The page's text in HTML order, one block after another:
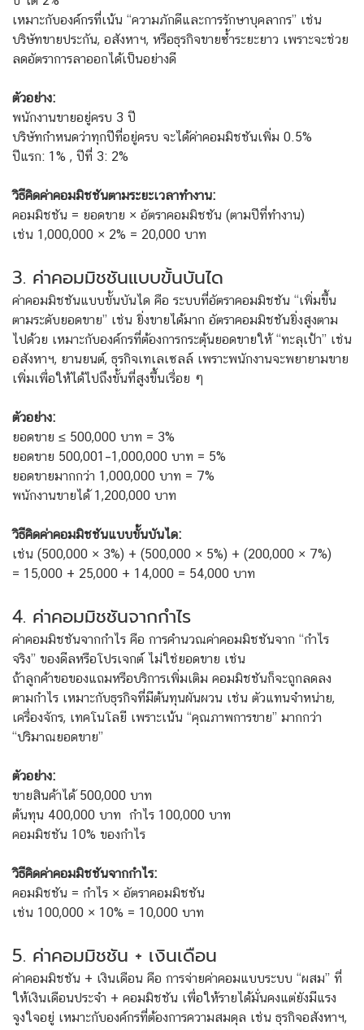
เหมาะกับองค์กรที่เน้น “ความภักดีและการรักษาบุคลากร” เช่น
บริษัทขายประกัน, อสังหาฯ, หรือธุรกิจขายซ้ำระยะยาว เพราะจะช่วย
ลดอัตราการลาออกได้เป็นอย่างดี
ตัวอย่าง:
พนักงานขายอยู่ครบ 3 ปี
บริษัทกำหนดว่าทุกปีที่อยู่ครบ จะได้ค่าคอมมิชชันเพิ่ม 0.5%
ปีแรก: 1% , ปีที่ 3: 2%
วิธีคิดค่าคอมมิชชันตามระยะเวลาทำงาน:
คอมมิชชัน = ยอดขาย × อัตราคอมมิชชัน (ตามปีที่ทำงาน)
เช่น 1,000,000 × 2% = 20,000 บาท
3. ค่าคอมมิชชันแบบขั้นบันได
ค่าคอมมิชชันแบบขั้นบันได คือ ระบบที่อัตราคอมมิชชัน “เพิ่มขึ้น
ตามระดับยอดขาย” เช่น ยิ่งขายได้มาก อัตราคอมมิชชันยิ่งสูงตาม
ไปด้วย เหมาะกับองค์กรที่ต้องการกระตุ้นยอดขายให้ “ทะลุเป้า” เช่น
อสังหาฯ, ยานยนต์, ธุรกิจเทเลเซลล์ เพราะพนักงานจะพยายามขาย
เพิ่มเพื่อให้ได้ไปถึงขั้นที่สูงขึ้นเรื่อย ๆ
ตัวอย่าง:
ยอดขาย ≤ 500,000 บาท = 3%
ยอดขาย 500,001–1,000,000 บาท = 5%
ยอดขายมากกว่า 1,000,000 บาท = 7%
พนักงานขายได้ 1,200,000 บาท
วิธีคิดค่าคอมมิชชันแบบขั้นบันได:
เช่น (500,000 × 3%) + (500,000 × 5%) + (200,000 × 7%)
= 15,000 + 25,000 + 14,000 = 54,000 บาท
4. ค่าคอมมิชชันจากกำไร
ค่าคอมมิชชันจากกำไร คือ การคำนวณค่าคอมมิชชันจาก “กำไร
จริง” ของดีลหรือโปรเจกต์ ไม่ใช่ยอดขาย เช่น
ถ้าลูกค้าขอของแถมหรือบริการเพิ่มเติม คอมมิชชันก็จะถูกลดลง
ตามกำไร เหมาะกับธุรกิจที่มีต้นทุนผันผวน เช่น ตัวแทนจำหน่าย,
เครื่องจักร, เทคโนโลยี เพราะเน้น “คุณภาพการขาย” มากกว่า
“ปริมาณยอดขาย”
ตัวอย่าง:
ขายสินค้าได้ 500,000 บาท
ต้นทุน 400,000 บาท กำไร 100,000 บาท
คอมมิชชัน 10% ของกำไร
วิธีคิดค่าคอมมิชชันจากกำไร:
คอมมิชชัน = กำไร × อัตราคอมมิชชัน
เช่น 100,000 × 10% = 10,000 บาท
5. ค่าคอมมิชชัน + เงินเดือน
ค่าคอมมิชชัน + เงินเดือน คือ การจ่ายค่าคอมแบบระบบ “ผสม” ที่
ให้เงินเดือนประจำ + คอมมิชชัน เพื่อให้รายได้มั่นคงแต่ยังมีแรง
จูงใจอยู่ เหมาะกับองค์กรที่ต้องการความสมดุล เช่น ธุรกิจอสังหาฯ,